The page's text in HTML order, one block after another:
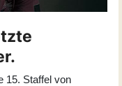
15. Staffel von